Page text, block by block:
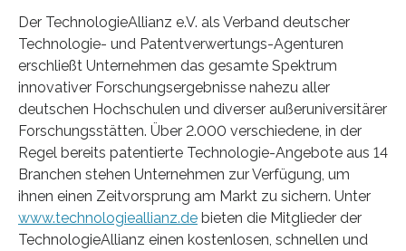
Der TechnologieAllianz e.V. als Verband deutscher
Technologie- und Patentverwertungs-Agenturen
erschließt Unternehmen das gesamte Spektrum
innovativer Forschungsergebnisse nahezu aller
deutschen Hochschulen und diverser außeruniversitärer
Forschungsstätten. Über 2.000 verschiedene, in der
Regel bereits patentierte Technologie-Angebote aus 14
Branchen stehen Unternehmen zur Verfügung, um
ihnen einen Zeitvorsprung am Markt zu sichern. Unter
www.technologieallianz.de bieten die Mitglieder der
TechnologieAllianz einen kostenlosen, schnellen und